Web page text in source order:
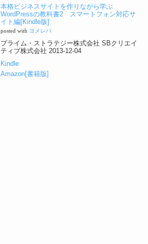
本格ビジネスサイトを作りながら学ぶ
WordPressの教科書2 スマートフォン対応サ
イト編[Kindle版]
posted with ヨメレバ
プライム・ストラテジー株式会社 SBクリエイ
ティブ株式会社 2013-12-04
Kindle
Amazon[書籍版]